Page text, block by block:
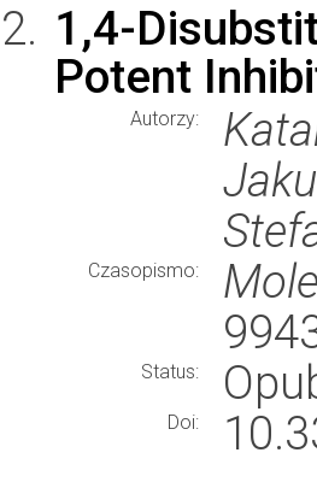
1,4-
Potent
Autorzy:
Czasopismo:
Status:
Doi: